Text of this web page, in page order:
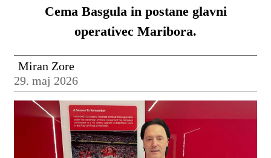
Cema Basgula in postane glavni
operativec Maribora.
Miran Zore
29. maj 2026